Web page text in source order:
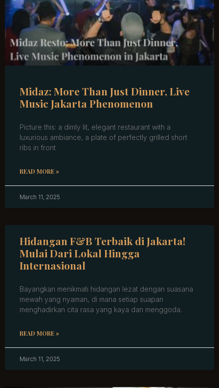
Midaz: More Than Just Dinner, Live
Music Jakarta Phenomenon
Picture this: a dimly lit, elegant restaurant with a
luxurious ambiance, a plate of perfectly grilled short
ribs in front
READ MORE »
March 11, 2025
Hidangan F&B Terbaik di Jakarta!
Mulai Dari Lokal Hingga
Internasional
Bayangkan menikmati hidangan lezat dengan suasana
mewah yang nyaman, di mana setiap suapan
menghadirkan cita rasa yang kaya dan menggoda.
READ MORE »
March 11, 2025